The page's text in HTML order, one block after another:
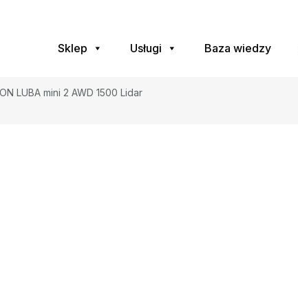
Sklep Usługi Baza wiedzy
LUBA mini 2 AWD 1500 Lidar